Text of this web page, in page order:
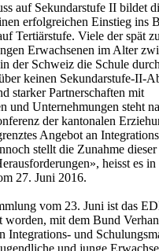
auf Sekundarstufe II bildet
erfolgreichen Einstieg ins
Tertiärstufe. Viele der spät
Erwachsenen im Alter
der Schweiz die Schule
keinen Sekundarstufe-II-
starker Partnerschaften mit
und Unternehmungen steht
der kantonalen
Angebot an
stellt die Zunahme
heisst es
27. Juni 2016.
vom 23. Juni ist das
worden, mit dem Bund
Integrations- und